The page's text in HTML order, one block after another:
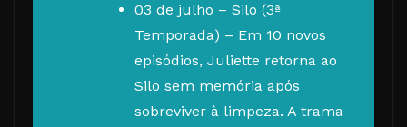
03 de julho – Silo (3ª
Temporada) – Em 10 novos
episódios, Juliette retorna ao
Silo sem memória após
sobreviver à limpeza. A trama